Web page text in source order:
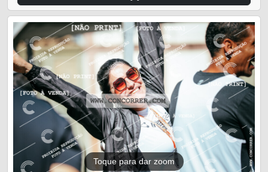
Toque para dar zoom